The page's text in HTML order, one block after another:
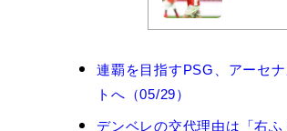
ウ
ン・
連覇を目指すPSG、アーセ
トへ（05/29）
デンベレの交代理由は「右